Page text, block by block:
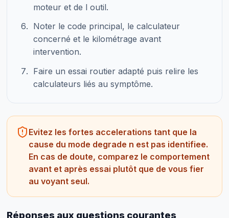
moteur et de l outil.
Noter le code principal, le calculateur
concerné et le kilométrage avant
intervention.
Faire un essai routier adapté puis relire les
calculateurs liés au symptôme.
Evitez les fortes accelerations tant que la
cause du mode degrade n est pas identifiee.
En cas de doute, comparez le comportement
avant et après essai plutôt que de vous fier
au voyant seul.
Réponses aux questions courantes